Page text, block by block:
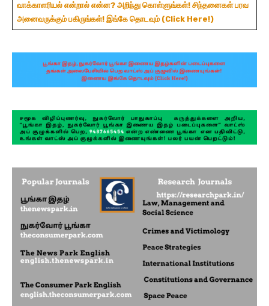
வாக்காளரியல் என்றால் என்ன? அறிந்து கொள்ளுங்கள்! சிந்தனைகள் பரவ
அனைவருக்கும் பகிருங்கள்! இங்கே தொடவும் (Click Here!)